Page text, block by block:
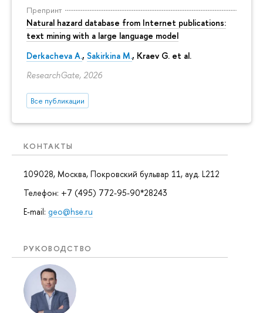
Препринт
Natural hazard database from Internet publications:
text mining with a large language model
Derkacheva A., Sakirkina M., Kraev G. et al.
ResearchGate, 2026
Все публикации
КОНТАКТЫ
109028, Москва, Покровский бульвар 11, ауд. L212
Телефон: +7 (495) 772-95-90*28243
E-mail: geo@hse.ru
РУКОВОДСТВО